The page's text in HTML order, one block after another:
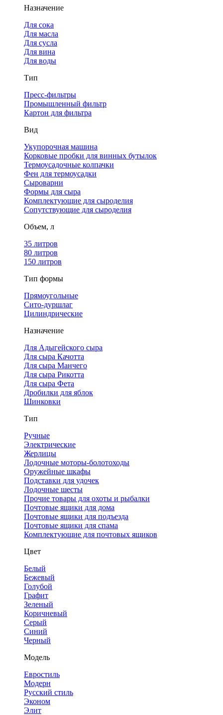
Назначение
Для сока
Для масла
Для сусла
Для вина
Для воды
Тип
Пресс-фильтры
Промышленный фильтр
Картон для фильтра
Вид
Укупорочная машина
Корковые пробки для винных бутылок
Термоусадочные колпачки
Фен для термоусадки
Сыроварни
Формы для сыра
Комплектующие для сыроделия
Сопутствующие для сыроделия
Объем, л
35 литров
80 литров
150 литров
Тип формы
Прямоугольные
Сито-дуршлаг
Цилиндрические
Назначение
Для Адыгейского сыра
Для сыра Качотта
Для сыра Манчего
Для сыра Рикотта
Для сыра Фета
Дробилки для яблок
Шинковки
Тип
Ручные
Электрические
Жерлицы
Лодочные моторы-болотоходы
Оружейные шкафы
Подставки для удочек
Лодочные шесты
Прочие товары для охоты и рыбалки
Почтовые ящики для дома
Почтовые ящики для подъезда
Почтовые ящики для спама
Комплектующие для почтовых ящиков
Цвет
Белый
Бежевый
Голубой
Графит
Зеленый
Коричневый
Серый
Синий
Черный
Модель
Евростиль
Модерн
Русский стиль
Эконом
Элит